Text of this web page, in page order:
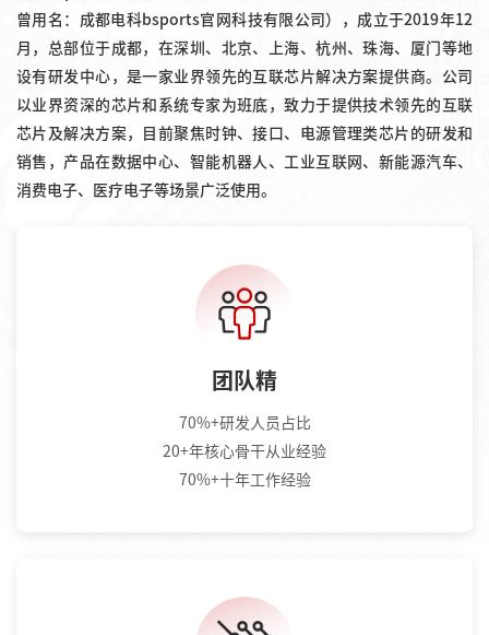
曾用名：成都电科bsports官网科技有限公司），成立于2019年12
月，总部位于成都，在深圳、北京、上海、杭州、珠海、厦门等地
设有研发中心，是一家业界领先的互联芯片解决方案提供商。公司
以业界资深的芯片和系统专家为班底，致力于提供技术领先的互联
芯片及解决方案，目前聚焦时钟、接口、电源管理类芯片的研发和
销售，产品在数据中心、智能机器人、工业互联网、新能源汽车、
消费电子、医疗电子等场景广泛使用。
团队精
70%+研发人员占比
20+年核心骨干从业经验
70%+十年工作经验